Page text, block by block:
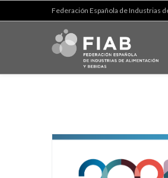
Federación Española de Industrias